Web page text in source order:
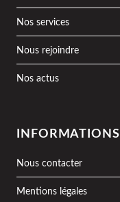
Nos services
Nous rejoindre
Nos actus
INFORMATIONS
Nous contacter
Mentions légales